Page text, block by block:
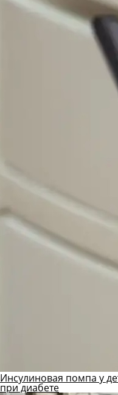
Инсулиновая помпа у
при диабете